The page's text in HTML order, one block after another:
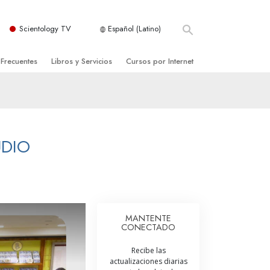
Scientology TV Español (Latino)
de Scientology
Libros y Servicios
Introductorias
Cursos por Internet
La Integridad y la Honestidad
El Matrimonio
La Escala Tonal Emocional
MANTENTE
CONECTADO
Recibe las
actualizaciones diarias